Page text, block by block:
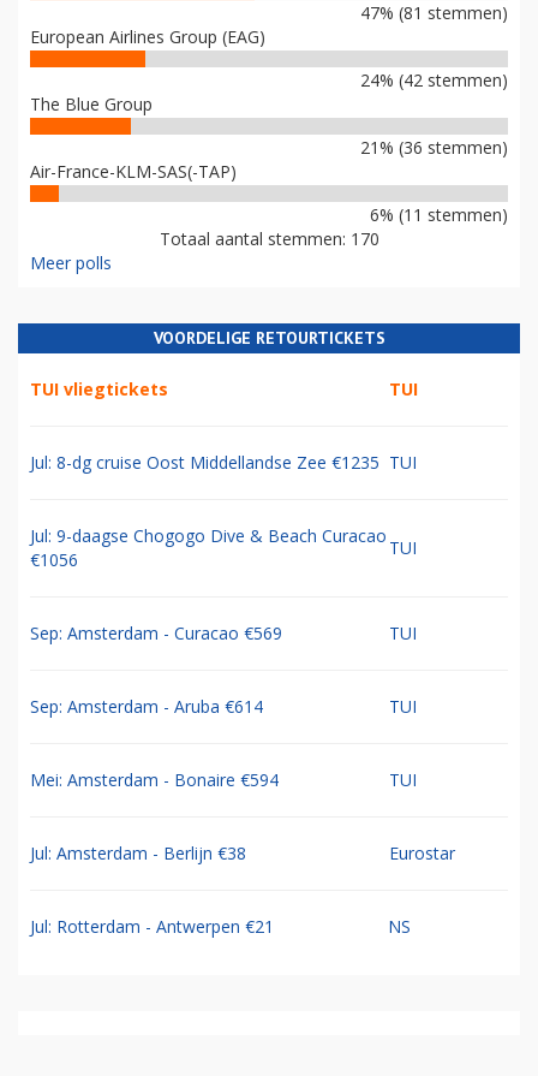
47% (81 stemmen)
European Airlines Group (EAG)
24% (42 stemmen)
The Blue Group
21% (36 stemmen)
Air-France-KLM-SAS(-TAP)
6% (11 stemmen)
Totaal aantal stemmen: 170
Meer polls
VOORDELIGE RETOURTICKETS
TUI vliegtickets TUI
Jul: 8-dg cruise Oost Middellandse Zee €1235 TUI
Jul: 9-daagse Chogogo Dive & Beach Curacao
€1056
TUI
Sep: Amsterdam - Curacao €569 TUI
Sep: Amsterdam - Aruba €614 TUI
Mei: Amsterdam - Bonaire €594 TUI
Jul: Amsterdam - Berlijn €38 Eurostar
Jul: Rotterdam - Antwerpen €21 NS